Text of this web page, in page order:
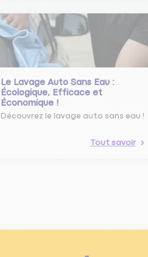
Le Lavage Auto Sans Eau :
Écologique, Efficace et
Économique !
Découvrez le lavage auto sans eau !
Tout savoir